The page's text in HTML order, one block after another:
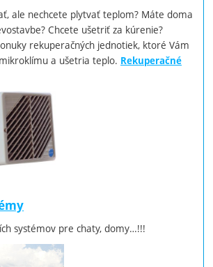
ale nechcete plytvať teplom? Máte doma
Chcete ušetriť za kúrenie?
rekuperačných jednotiek, ktoré Vám
a ušetria teplo. Rekuperačné
systémov pre chaty, domy…!!!